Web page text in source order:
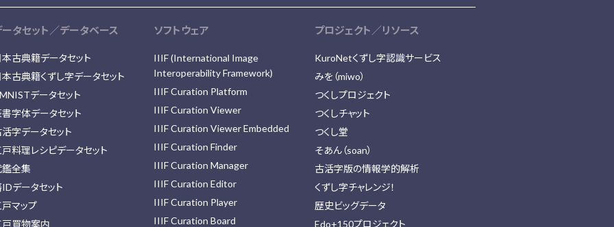
ータセット／データベース
古典籍データセット
古典籍くずし字データセット
データセット
字体データセット
字データセット
料理レシピデータセット
鑑全集
データセット
マップ
戸買物案内
ソフトウェア
IIIF (International Image
Interoperability Framework)
IIIF Curation Platform
IIIF Curation Viewer
IIIF Curation Viewer Embedded
IIIF Curation Finder
IIIF Curation Manager
IIIF Curation Editor
IIIF Curation Player
IIIF Curation Board
プロジェクト／リソース
KuroNetくずし字認識サービス
みを（miwo）
つくしプロジェクト
つくしチャット
つくし堂
そあん（soan）
古活字版の情報学的解析
くずし字チャレンジ！
歴史ビッグデータ
Edo+150プロジェクト